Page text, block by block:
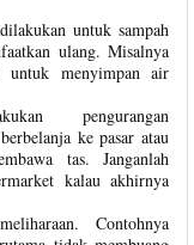
untuk sampah
ulang. Misalnya
untuk menyimpan air
pengurangan
ke pasar atau
tas. Janganlah
kalau akhirnya
Contohnya